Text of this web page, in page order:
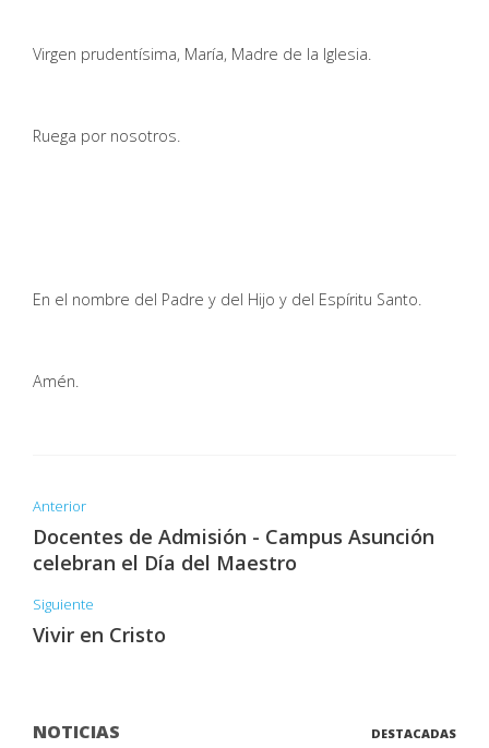
Virgen prudentísima, María, Madre de la Iglesia.
Ruega por nosotros.
En el nombre del Padre y del Hijo y del Espíritu Santo.
Amén.
Anterior
Docentes de Admisión - Campus Asunción
celebran el Día del Maestro
Siguiente
Vivir en Cristo
NOTICIAS DESTACADAS